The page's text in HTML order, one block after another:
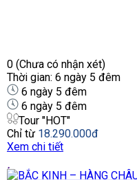
0 (Chưa có nhận xét)
Thời gian: 6 ngày 5 đêm
6 ngày 5 đêm
6 ngày 5 đêm
Tour "HOT"
Chỉ từ 18.290.000đ
Xem chi tiết